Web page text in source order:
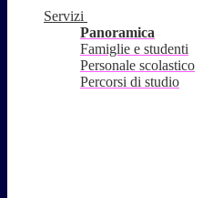
Servizi
Panoramica
Famiglie e studenti
Personale scolastico
Percorsi di studio